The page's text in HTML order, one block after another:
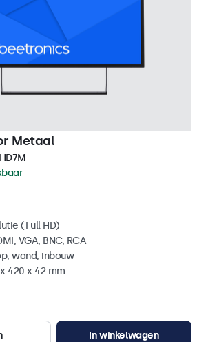
Metaal
(Full HD)
VGA, BNC, RCA
wand, inbouw
420 x 42 mm
In winkelwagen